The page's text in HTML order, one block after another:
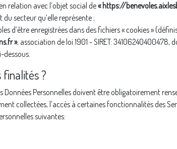
relation avec l’objet social de« https://
du secteur qu’elle représente ;
enregistrées dans des fichiers « cookies »
», association de loi 1901 - SIRET: 34106240400478,
dessous.
finalités ?
Personnelles doivent être obligatoirement
collectées, l’accès à certaines fonctionnalités des
suivantes: